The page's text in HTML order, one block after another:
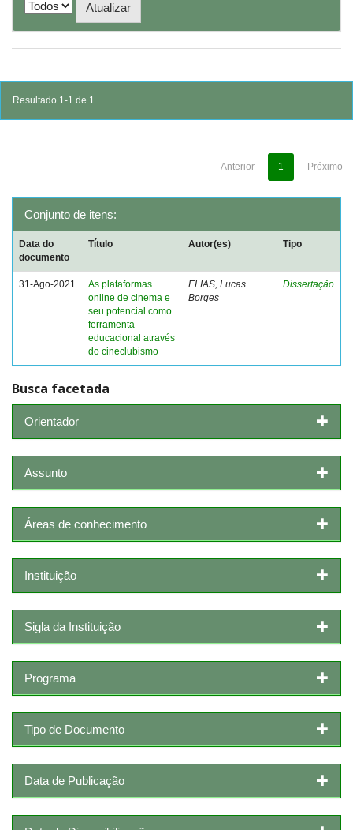
Resultado 1-1 de 1.
Anterior 1 Próximo
Conjunto de itens:
Data do
documento
Título Autor(es) Tipo
31-Ago-2021
As plataformas
online de cinema e
seu potencial como
ferramenta
educacional através
do cineclubismo
ELIAS, Lucas
Borges
Dissertação
Busca facetada
Orientador
Assunto
Áreas de conhecimento
Instituição
Sigla da Instituição
Programa
Tipo de Documento
Data de Publicação